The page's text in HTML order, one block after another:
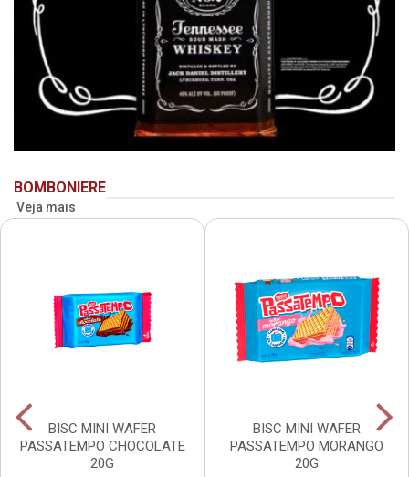
BOMBONIERE
Veja mais
BISC MINI WAFER
PASSATEMPO CHOCOLATE
20G
BISC MINI WAFER
PASSATEMPO MORANGO
20G